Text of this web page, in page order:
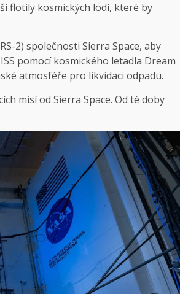
flotily kosmických lodí, které by
2) společnosti Sierra Space, aby
pomocí kosmického letadla Dream
atmosféře pro likvidaci odpadu.
misí od Sierra Space. Od té doby